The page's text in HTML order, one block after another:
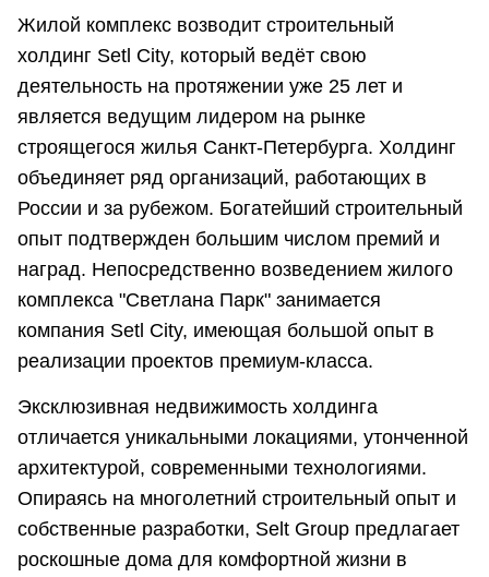
Жилой комплекс возводит строительный
холдинг Setl City, который ведёт свою
деятельность на протяжении уже 25 лет и
является ведущим лидером на рынке
строящегося жилья Санкт-Петербурга. Холдинг
объединяет ряд организаций, работающих в
России и за рубежом. Богатейший строительный
опыт подтвержден большим числом премий и
наград. Непосредственно возведением жилого
комплекса "Светлана Парк" занимается
компания Setl City, имеющая большой опыт в
реализации проектов премиум-класса.
Эксклюзивная недвижимость холдинга
отличается уникальными локациями, утонченной
архитектурой, современными технологиями.
Опираясь на многолетний строительный опыт и
собственные разработки, Selt Group предлагает
роскошные дома для комфортной жизни в